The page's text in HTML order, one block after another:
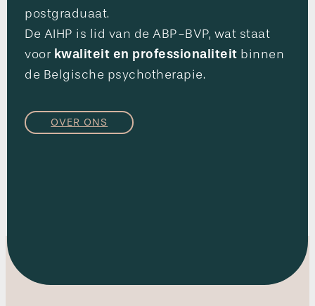
postgraduaat.
De AIHP is lid van de ABP-BVP, wat staat
voor kwaliteit en professionaliteit binnen
de Belgische psychotherapie.
OVER ONS